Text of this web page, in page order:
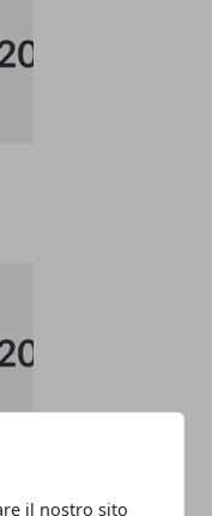
il nostro sito